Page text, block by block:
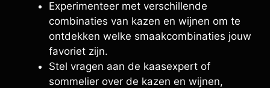
Experimenteer met verschillende
combinaties van kazen en wijnen om te
ontdekken welke smaakcombinaties jouw
favoriet zijn.
Stel vragen aan de kaasexpert of
sommelier over de kazen en wijnen,